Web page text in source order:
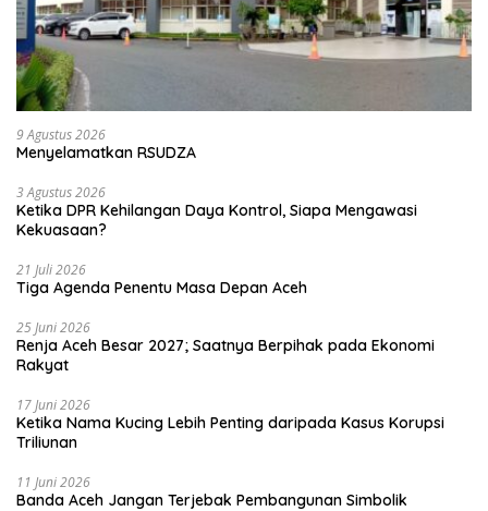
9 Agustus 2026
Menyelamatkan RSUDZA
3 Agustus 2026
Ketika DPR Kehilangan Daya Kontrol, Siapa Mengawasi
Kekuasaan?
21 Juli 2026
Tiga Agenda Penentu Masa Depan Aceh
25 Juni 2026
Renja Aceh Besar 2027; Saatnya Berpihak pada Ekonomi
Rakyat
17 Juni 2026
Ketika Nama Kucing Lebih Penting daripada Kasus Korupsi
Triliunan
11 Juni 2026
Banda Aceh Jangan Terjebak Pembangunan Simbolik